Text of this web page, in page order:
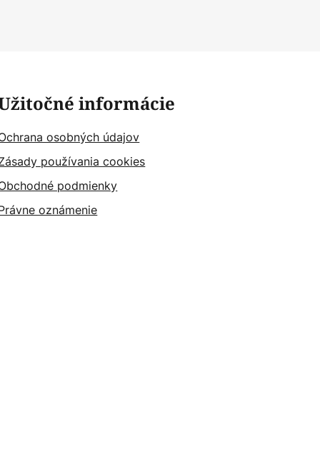
informácie
osobných údajov
používania cookies
podmienky
oznámenie